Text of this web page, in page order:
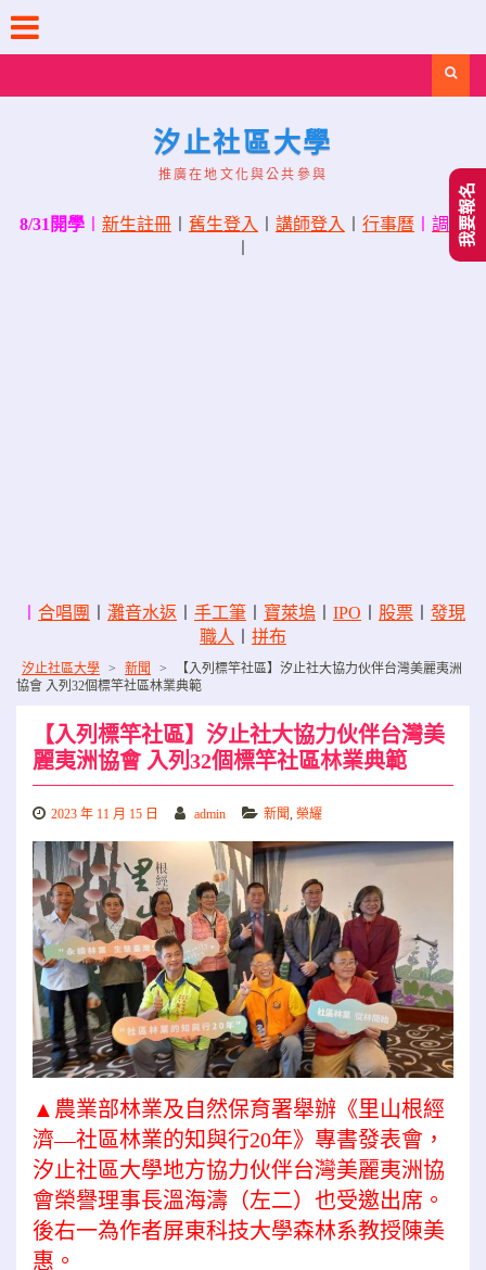
content
汐止社區大學
推廣在地文化與公共參與
8/31開學 新生註冊 舊生登入 講師登入 行事曆
調課
合唱團 灘音水返 手工筆 寶萊塢 IPO 股票
發現
職人
拼布
汐止社區大學 > 新聞 >
【入列標竿社區】汐止社大協力伙伴台灣美麗夷洲
協會 入列32個標竿社區林業典範
【入列標竿社區】汐止社大協力伙伴台灣美
麗夷洲協會 入列32個標竿社區林業典範
2023 年 11 月 15 日 admin 新聞, 榮耀
▲農業部林業及自然保育署舉辦《里山根經
濟—社區林業的知與行20年》專書發表會，
汐止社區大學地方協力伙伴台灣美麗夷洲協
會榮譽理事長溫海濤（左二）也受邀出席。
後右一為作者屏東科技大學森林系教授陳美
惠。
我要報名